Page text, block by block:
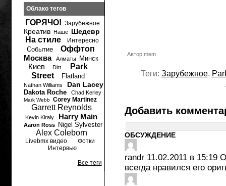
Автор:mem
Теги: Зарубежное,
Добавить
ОБСУЖДЕНИЕ
randr 11.02.2011 в 15:19
всегда нравился его
Облако тегов
ГОРЯЧО! Зарубежное
Креатив Наше Шедевр
На стиле Интересно
Событие
Оффтоп
Москва
Алматы Минск
Киев Dirt
Park
Street
Flatland
Nathan Williams Dan Lacey
Dakota Roche Chad Kerley
Mark Webb Corey Martinez
Garrett Reynolds
Kevin Kiraly Harry Main
Aaron Ross Nigel Sylvester
Alex Coleborn
Livebmx видео
Фотки
Интервью
Все теги